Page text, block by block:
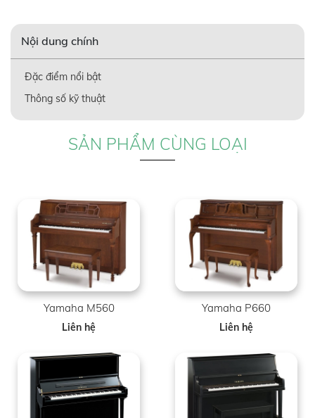
Nội dung chính
Đặc điểm nổi bật
Thông số kỹ thuật
SẢN PHẨM CÙNG LOẠI
Yamaha M560
Liên hệ
Yamaha P660
Liên hệ